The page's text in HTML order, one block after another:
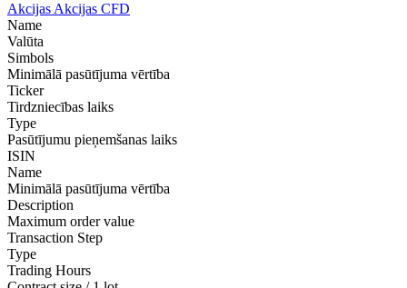
Akcijas Akcijas CFD
Name
Valūta
Simbols
Minimālā pasūtījuma vērtība
Ticker
Tirdzniecības laiks
Type
Pasūtījumu pieņemšanas laiks
ISIN
Name
Minimālā pasūtījuma vērtība
Description
Maximum order value
Transaction Step
Type
Trading Hours